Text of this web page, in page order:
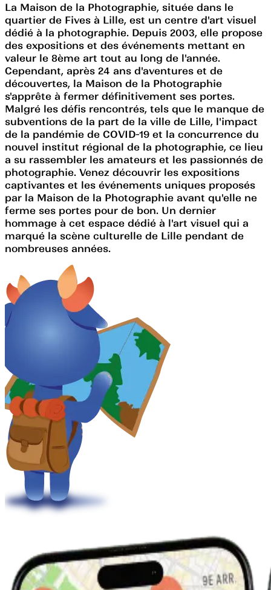
La Maison de la Photographie, située dans le
quartier de Fives à Lille, est un centre d'art visuel
dédié à la photographie. Depuis 2003, elle propose
des expositions et des événements mettant en
valeur le 8ème art tout au long de l'année.
Cependant, après 24 ans d'aventures et de
découvertes, la Maison de la Photographie
s'apprête à fermer définitivement ses portes.
Malgré les défis rencontrés, tels que le manque de
subventions de la part de la ville de Lille, l'impact
de la pandémie de COVID-19 et la concurrence du
nouvel institut régional de la photographie, ce lieu
a su rassembler les amateurs et les passionnés de
photographie. Venez découvrir les expositions
captivantes et les événements uniques proposés
par la Maison de la Photographie avant qu'elle ne
ferme ses portes pour de bon. Un dernier
hommage à cet espace dédié à l'art visuel qui a
marqué la scène culturelle de Lille pendant de
nombreuses années.